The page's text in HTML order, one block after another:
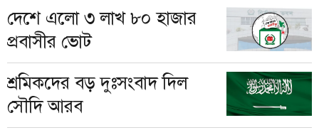
দেশে এলো ৩ লাখ ৮০ হাজার
প্রবাসীর ভোট
শ্রমিকদের বড় দুঃসংবাদ দিল
সৌদি আরব